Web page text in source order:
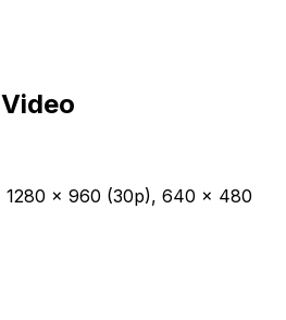
1280 x 960 (30p), 640 x 480